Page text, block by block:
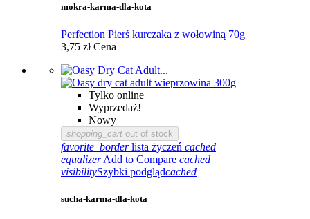
mokra-karma-dla-kota
Perfection Pierś kurczaka z wołowiną 70g
3,75 zł Cena
Tylko online
Wyprzedaż!
Nowy
shopping_cart out of stock
favorite_border lista życzeń cached
equalizer Add to Compare cached
visibilitySzybki podglądcached
sucha-karma-dla-kota